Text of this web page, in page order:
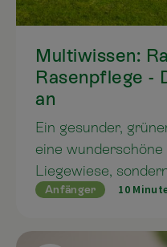
Multiwissen:
Rasenpflege -
an
Ein gesunder,
eine
Liegewiese,
erstrahlt, gilt es ein
Anfänger 10